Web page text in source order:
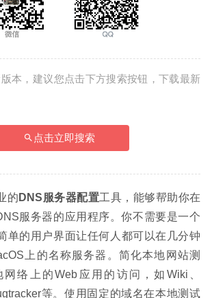
本，建议您点击下方搜索按钮，下载最新
点击立即搜索
的 DNS服务器配置工具，能够帮助你在
服务器的应用程序。你不需要是一个
单的用户界面让任何人都可以在几分钟
上的名称服务器。简化本地网站测
络上的Web应用的访问，如Wiki、
等。使用固定的域名在本地测试